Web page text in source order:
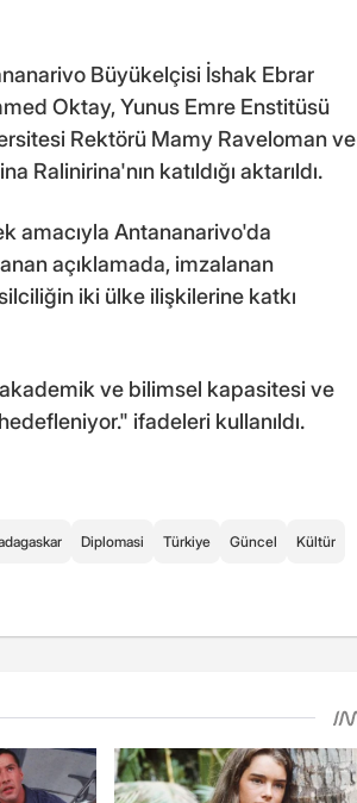
Büyükelçisi İshak Ebrar
Oktay, Yunus Emre Enstitüsü
Rektörü Mamy Raveloman ve
Ralinirina'nın katıldığı aktarıldı.
amacıyla Antananarivo'da
açıklamada, imzalanan
iki ülke ilişkilerine katkı
ve bilimsel kapasitesi ve
ifadeleri kullanıldı.
Diplomasi Türkiye Güncel Kültür